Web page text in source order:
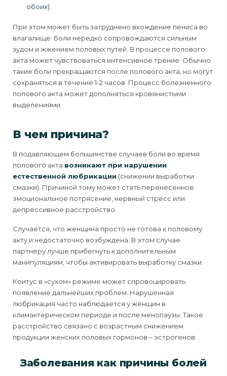
обоих).
При этом может быть затруднено вхождение пениса во
влагалище. Боли нередко сопровождаются сильным
зудом и жжением половых путей. В процессе полового
акта может чувствоваться интенсивное трение. Обычно
такие боли прекращаются после полового акта, но могут
сохраняться в течение 1-2 часов. Процесс болезненного
полового акта может дополняться кровянистыми
выделениями.
В чем причина?
В подавляющем большинстве случаев боли во время
полового акта возникают при нарушении
естественной любрикации (снижении выработки
смазки). Причиной тому может стать перенесенное
эмоциональное потрясение, нервный стресс или
депрессивное расстройство.
Случается, что женщина просто не готова к половому
акту и недостаточно возбуждена. В этом случае
партнеру лучше прибегнуть к дополнительным
манипуляциям, чтобы активировать выработку смазки.
Коитус в «сухом» режиме может спровоцировать
появление дальнейших проблем. Нарушенная
любрикация часто наблюдается у женщин в
климактерическом периоде и после менопаузы. Такое
расстройство связано с возрастным снижением
продукции женских половых гормонов – эстрогенов.
Заболевания как причины болей